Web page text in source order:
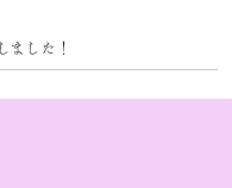
ました！